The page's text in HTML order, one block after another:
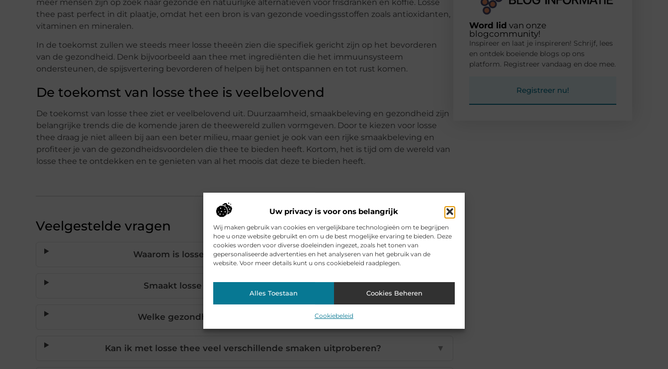
Uw privacy is voor ons belangrijk
Wij maken gebruik van cookies en vergelijkbare technologieën om te begrijpen
hoe u onze website gebruikt en om u de best mogelijke ervaring te bieden. Deze
cookies worden voor diverse doeleinden ingezet, zoals het tonen van
gepersonaliseerde advertenties en het analyseren van het gebruik van de
website. Voor meer details kunt u ons cookiebeleid raadplegen.
Alles Toestaan Cookies Beheren
Cookiebeleid
meer mensen zijn op zoek naar gezonde en natuurlijke alternatieven voor frisdranken en koffie. Losse
thee past perfect in dit plaatje, omdat het een bron is van gezonde voedingsstoffen zoals antioxidanten,
vitaminen en mineralen.
In de toekomst zullen we steeds meer losse theeën zien die specifiek gericht zijn op het bevorderen
van de gezondheid. Denk bijvoorbeeld aan thee met ingrediënten die het immuunsysteem
ondersteunen, de spijsvertering bevorderen of helpen bij het ontspannen en tot rust komen.
De toekomst van losse thee is veelbelovend
De toekomst van losse thee ziet er veelbelovend uit. Duurzaamheid, smaakbeleving en gezondheid zijn
belangrijke trends die de komende jaren de theewereld zullen vormgeven. Door te kiezen voor losse
thee draag je niet alleen bij aan een beter milieu, maar geniet je ook van een rijke smaakbeleving en
profiteer je van de gezondheidsvoordelen die thee te bieden heeft. Kortom, het is tijd om de wereld van
losse thee te ontdekken en te genieten van al het moois dat deze te bieden heeft.
Veelgestelde vragen
Waarom is losse thee duurzamer dan theezakjes?
Smaakt losse thee beter dan thee uit zakjes?
Welke gezondheidsvoordelen heeft losse thee?
Kan ik met losse thee veel verschillende smaken uitproberen? ▼
Word lid van onze
blogcommunity!
Inspireer en laat je inspireren! Schrijf, lees
en ontdek boeiende blogs op ons
platform. Registreer vandaag en doe mee.
Registreer nu!